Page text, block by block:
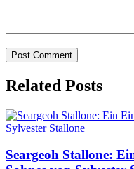
Related Posts
Seargeoh Stallone: